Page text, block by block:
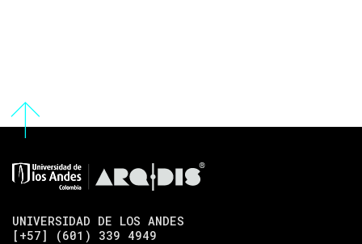
UNIVERSIDAD DE LOS ANDES
[+57] (601) 339 4949